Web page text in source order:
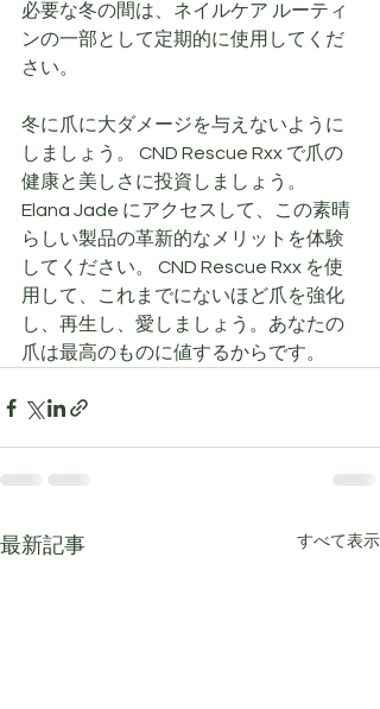
必要な冬の間は、ネイルケア ルーティ
ンの一部として定期的に使用してくだ
さい。
冬に爪に大ダメージを与えないように
しましょう。 CND Rescue Rxx で爪の
健康と美しさに投資しましょう。
Elana Jade にアクセスして、この素晴
らしい製品の革新的なメリットを体験
してください。 CND Rescue Rxx を使
用して、これまでにないほど爪を強化
し、再生し、愛しましょう。あなたの
爪は最高のものに値するからです。
最新記事 すべて表示